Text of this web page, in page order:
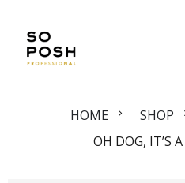
HOME SHOP
OH DOG, IT’S